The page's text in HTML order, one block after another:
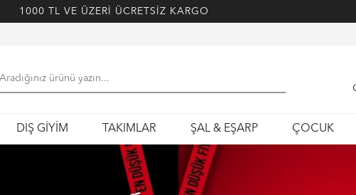
1000 TL VE ÜZERİ ÜCRETSİZ KARGO
DIŞ GİYİM TAKIMLAR ŞAL & EŞARP ÇOCUK